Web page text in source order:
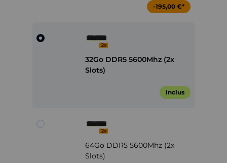
-195,00 €*
32Go DDR5 5600Mhz (2x
Slots)
Inclus
64Go DDR5 5600Mhz (2x
Slots)